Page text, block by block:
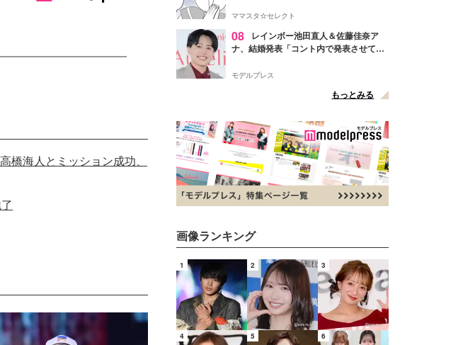
橋海人とミッション成功、
ママスタ☆セレクト
08
レインボー池田直人＆佐藤佳奈ア
ナ、結婚発表「コント内で発表させてい
点変更のため
モデルプレス
もっとみる
画像ランキング
1 2 3
4 5 6